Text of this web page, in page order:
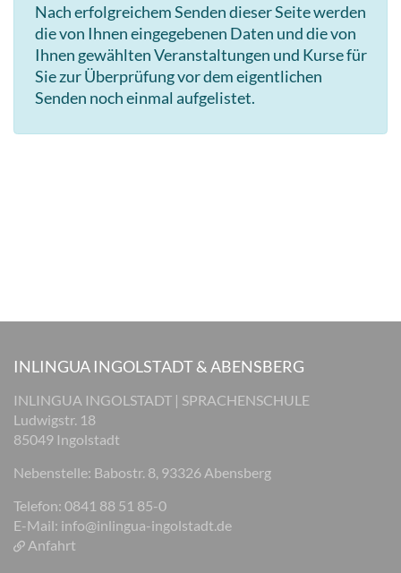
Nach erfolgreichem Senden dieser Seite werden
die von Ihnen eingegebenen Daten und die von
Ihnen gewählten Veranstaltungen und Kurse für
Sie zur Überprüfung vor dem eigentlichen
Senden noch einmal aufgelistet.
INLINGUA INGOLSTADT & ABENSBERG
INLINGUA INGOLSTADT | SPRACHENSCHULE
Ludwigstr. 18
85049 Ingolstadt
Nebenstelle: Babostr. 8, 93326 Abensberg
Telefon: 0841 88 51 85-0
E-Mail: info@inlingua-ingolstadt.de
Anfahrt